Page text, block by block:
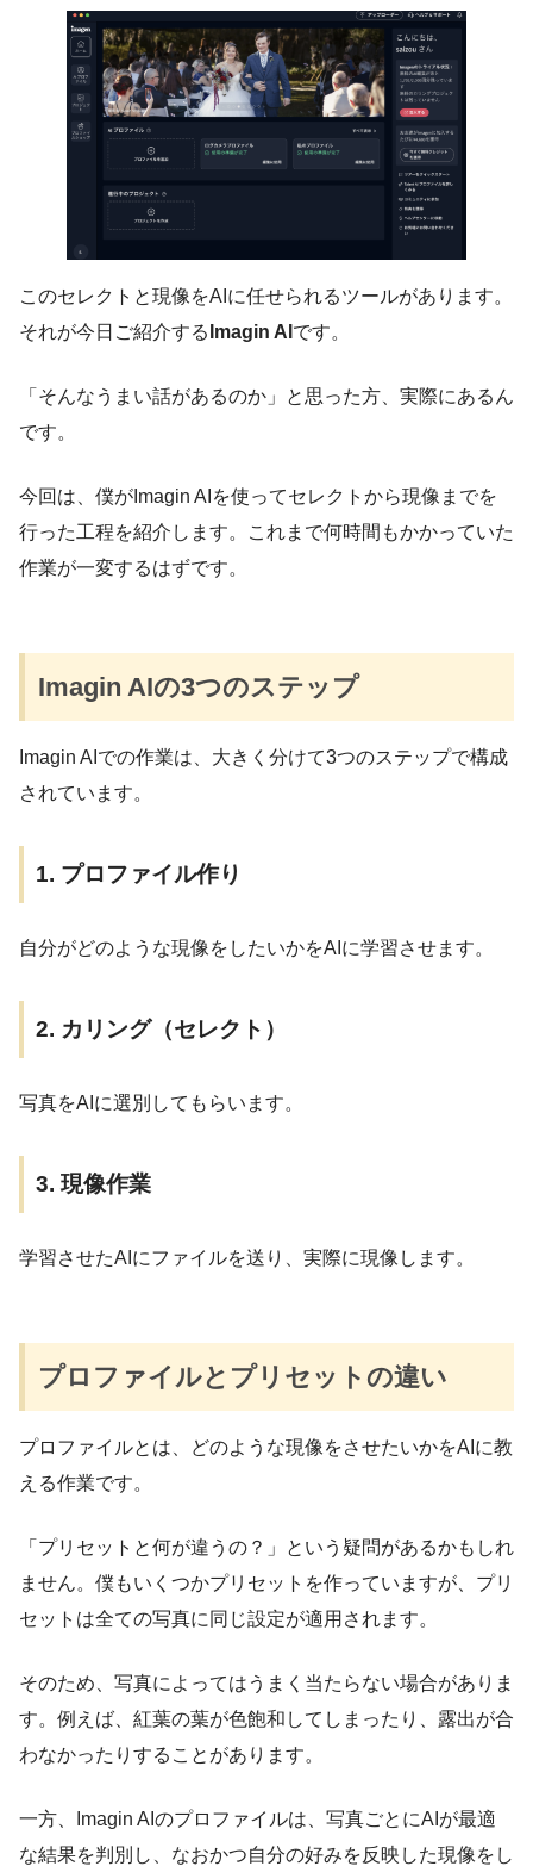
このセレクトと現像をAIに任せられるツールがあります。
それが今日ご紹介する Imagin AI です。
「そんなうまい話があるのか」と思った方、実際にあるん
です。
今回は、僕がImagin AIを使ってセレクトから現像までを
行った工程を紹介します。これまで何時間もかかっていた
作業が一変するはずです。
Imagin AIの3つのステップ
Imagin AIでの作業は、大きく分けて3つのステップで構成
されています。
1. プロファイル作り
自分がどのような現像をしたいかをAIに学習させます。
2. カリング（セレクト）
写真をAIに選別してもらいます。
3. 現像作業
学習させたAIにファイルを送り、実際に現像します。
プロファイルとプリセットの違い
プロファイルとは、どのような現像をさせたいかをAIに教
える作業です。
「プリセットと何が違うの？」という疑問があるかもしれ
ません。僕もいくつかプリセットを作っていますが、プリ
セットは全ての写真に同じ設定が適用されます。
そのため、写真によってはうまく当たらない場合がありま
す。例えば、紅葉の葉が色飽和してしまったり、露出が合
わなかったりすることがあります。
一方、Imagin AIのプロファイルは、写真ごとにAIが最適
な結果を判別し、なおかつ自分の好みを反映した現像をし